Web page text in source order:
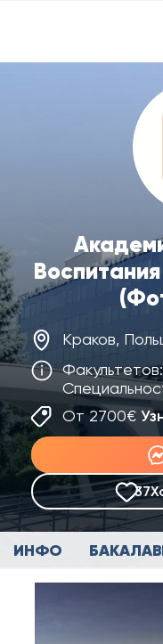
Краков,
От 2700€
37
ИНФО